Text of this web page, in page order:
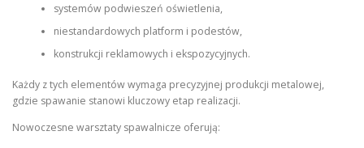
systemów podwieszeń oświetlenia,
niestandardowych platform i podestów,
konstrukcji reklamowych i ekspozycyjnych.
Każdy z tych elementów wymaga precyzyjnej produkcji metalowej,
gdzie spawanie stanowi kluczowy etap realizacji.
Nowoczesne warsztaty spawalnicze oferują: